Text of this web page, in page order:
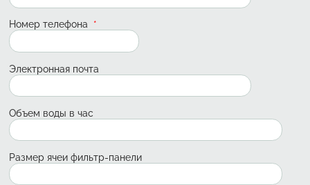
Номер телефона *
Электронная почта
Объем воды в час
Размер ячеи фильтр-панели